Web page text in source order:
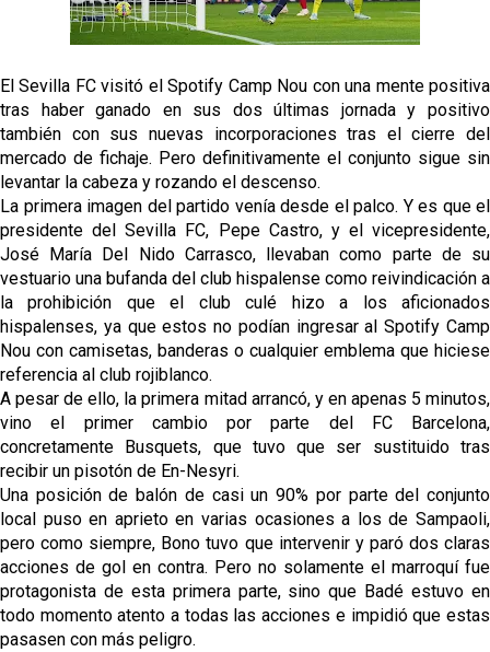
Juanlu de vuelta a Sevilla para cerrar su fichaje a la
El Granada negocia con el Sevilla FC por Alberto
Flores
El Sevilla continúa con despidos y rechaza una
oferta de 420 millones por el club
El Sevilla mueve ficha por Robbie Ure: la opción 'A'
para el ataque nervionense
El Sevilla FC visitó el Spotify Camp Nou con una mente positiva
tras haber ganado en sus dos últimas jornada y positivo
también con sus nuevas incorporaciones tras el cierre del
mercado de fichaje. Pero definitivamente el conjunto sigue sin
levantar la cabeza y rozando el descenso.
La primera imagen del partido venía desde el palco. Y es que el
presidente del Sevilla FC, Pepe Castro, y el vicepresidente,
José María Del Nido Carrasco, llevaban como parte de su
vestuario una bufanda del club hispalense como reivindicación a
la prohibición que el club culé hizo a los aficionados
hispalenses, ya que estos no podían ingresar al Spotify Camp
Nou con camisetas, banderas o cualquier emblema que hiciese
referencia al club rojiblanco.
A pesar de ello, la primera mitad arrancó, y en apenas 5 minutos,
vino el primer cambio por parte del FC Barcelona,
concretamente Busquets, que tuvo que ser sustituido tras
recibir un pisotón de En-Nesyri.
Una posición de balón de casi un 90% por parte del conjunto
local puso en aprieto en varias ocasiones a los de Sampaoli,
pero como siempre, Bono tuvo que intervenir y paró dos claras
acciones de gol en contra. Pero no solamente el marroquí fue
protagonista de esta primera parte, sino que Badé estuvo en
todo momento atento a todas las acciones e impidió que estas
pasasen con más peligro.